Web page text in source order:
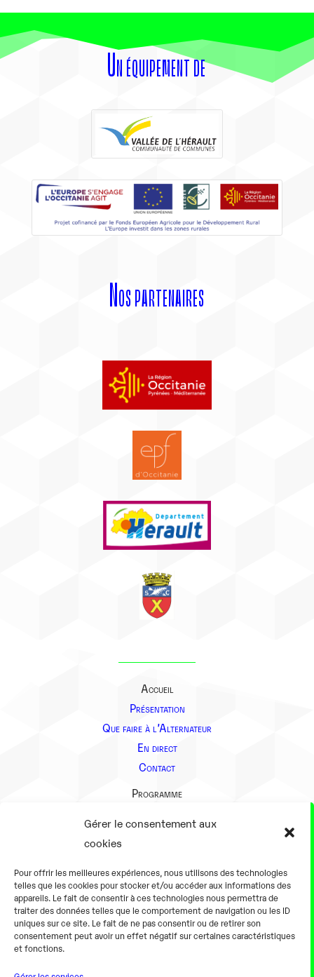
Gérer le consentement aux
cookies
Pour offrir les meilleures expériences, nous utilisons des technologies
telles que les cookies pour stocker et/ou accéder aux informations des
appareils. Le fait de consentir à ces technologies nous permettra de
traiter des données telles que le comportement de navigation ou les ID
uniques sur ce site. Le fait de ne pas consentir ou de retirer son
consentement peut avoir un effet négatif sur certaines caractéristiques
et fonctions.
Un équipement de
Nos partenaires
Accueil
Présentation
Que faire à l’Alternateur
En direct
Contact
Programme
Présentation
En pratique
Tarifs et horaires
Salles
Équipements numériques